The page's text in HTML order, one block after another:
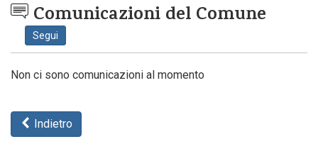
Comunicazioni del Comune
Segui
Non ci sono comunicazioni al momento
Indietro